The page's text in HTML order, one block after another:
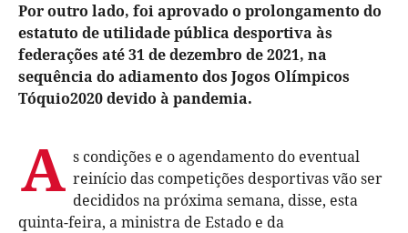
Por outro lado, foi aprovado o prolongamento do
estatuto de utilidade pública desportiva às
federações até 31 de dezembro de 2021, na
sequência do adiamento dos Jogos Olímpicos
Tóquio2020 devido à pandemia.
A s condições e o agendamento do eventual
reinício das competições desportivas vão ser
decididos na próxima semana, disse, esta
quinta-feira, a ministra de Estado e da